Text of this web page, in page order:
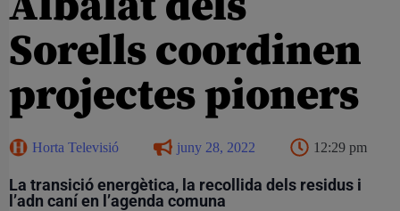
Sorells coordinen
projectes pioners
Horta Televisió juny 28, 2022 12:29 pm
La transició energètica, la recollida dels residus i
l’adn caní en l’agenda comuna